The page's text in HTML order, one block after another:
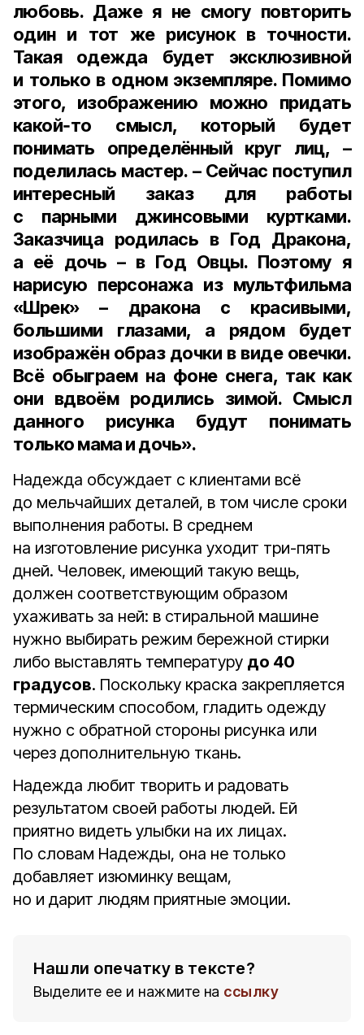
любовь. Даже я не смогу повторить
один и тот же рисунок в точности.
Такая одежда будет эксклюзивной
и только в одном экземпляре. Помимо
этого, изображению можно придать
какой‑то смысл, который будет
понимать определённый круг лиц, –
поделилась мастер. – Сейчас поступил
интересный заказ для работы
с парными джинсовыми куртками.
Заказчица родилась в Год Дракона,
а её дочь – в Год Овцы. Поэтому я
нарисую персонажа из мультфильма
«Шрек» – дракона с красивыми,
большими глазами, а рядом будет
изображён образ дочки в виде овечки.
Всё обыграем на фоне снега, так как
они вдвоём родились зимой. Смысл
данного рисунка будут понимать
только мама и дочь».
Надежда обсуждает с клиентами всё
до мельчайших деталей, в том числе сроки
выполнения работы. В среднем
на изготовление рисунка уходит три-пять
дней. Человек, имеющий такую вещь,
должен соответствующим образом
ухаживать за ней: в стиральной машине
нужно выбирать режим бережной стирки
либо выставлять температуру до 40
градусов. Поскольку краска закрепляется
термическим способом, гладить одежду
нужно с обратной стороны рисунка или
через дополнительную ткань.
Надежда любит творить и радовать
результатом своей работы людей. Ей
приятно видеть улыбки на их лицах.
По словам Надежды, она не только
добавляет изюминку вещам,
но и дарит людям приятные эмоции.
Нашли опечатку в тексте?
Выделите ее и нажмите на ссылку